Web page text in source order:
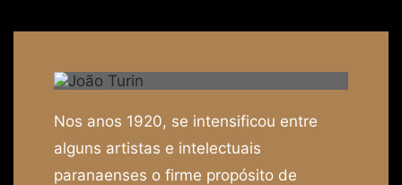
Nos anos 1920, se intensificou entre
alguns artistas e intelectuais
paranaenses o firme propósito de